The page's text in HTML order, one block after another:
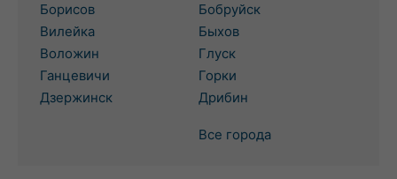
Борисов
Вилейка
Воложин
Ганцевичи
Дзержинск
Бобруйск
Быхов
Глуск
Горки
Дрибин
Все города